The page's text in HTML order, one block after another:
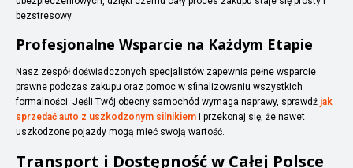
bezstresowy.
Profesjonalne Wsparcie na Każdym Etapie
Nasz zespół doświadczonych specjalistów zapewnia pełne wsparcie
prawne podczas zakupu oraz pomoc w sfinalizowaniu wszystkich
formalności. Jeśli Twój obecny samochód wymaga naprawy, sprawdź jak
sprzedać auto z uszkodzonym silnikiem i przekonaj się, że nawet
uszkodzone pojazdy mogą mieć swoją wartość.
Transport i Dostępność w Całej Polsce